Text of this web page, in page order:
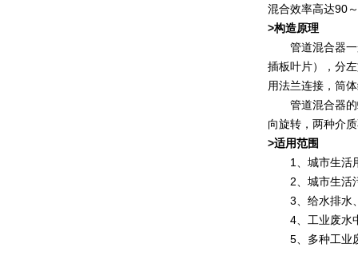
混合效率高达90
>构造原理
管道混合器一般
插板叶片），分
用法兰连接，筒
管道混合器的螺
向旋转，两种介
>适用范围
1、城市生活用
2、城市生活污
3、给水排水、
4、工业废水
5、多种工业废